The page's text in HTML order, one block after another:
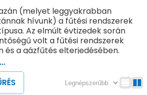
(melyet leggyakrabban
hívunk) a fűtési rendszerek
Az elmúlt évtizedek során
volt a fűtési rendszerek
és a gázfűtés elterjedésében.
a fűtést és a használati meleg
miatt könnyen